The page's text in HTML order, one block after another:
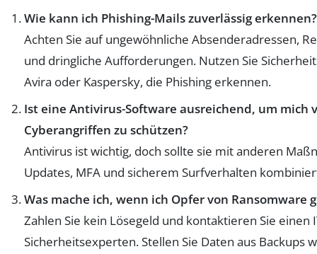
Wie kann ich Phishing-Mails zuverlässig erkennen?
Achten Sie auf ungewöhnliche Absenderadressen,
und dringliche Aufforderungen. Nutzen Sie
Avira oder Kaspersky, die Phishing erkennen.
Ist eine Antivirus-Software ausreichend, um mich
Cyberangriffen zu schützen?
Antivirus ist wichtig, doch sollte sie mit anderen
Updates, MFA und sicherem Surfverhalten
Was mache ich, wenn ich Opfer von Ransomware
Zahlen Sie kein Lösegeld und kontaktieren Sie einen
Sicherheitsexperten. Stellen Sie Daten aus Backups